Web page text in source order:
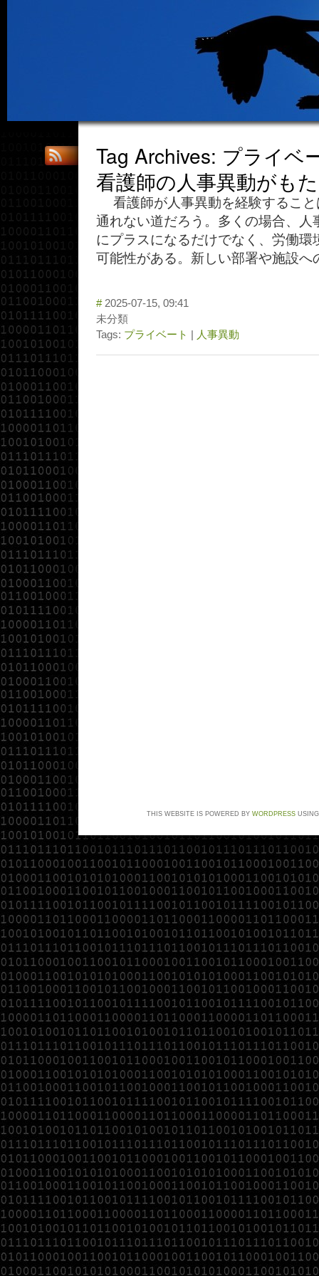
Tag Archives: プライベ
看護師の人事異動がも
看護師が人事異動を経験すること
通れない道だろう。多くの場合、人
にプラスになるだけでなく、労働
可能性がある。新しい部署や施設
# 2025-07-15, 09:41
未分類
Tags: プライベート | 人事異動
THIS WEBSITE IS POWERED BY WORDPRESS